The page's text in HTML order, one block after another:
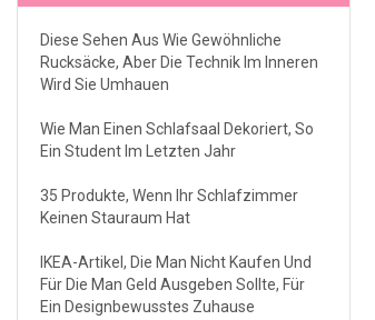
Diese Sehen Aus Wie Gewöhnliche
Rucksäcke, Aber Die Technik Im Inneren
Wird Sie Umhauen
Wie Man Einen Schlafsaal Dekoriert, So
Ein Student Im Letzten Jahr
35 Produkte, Wenn Ihr Schlafzimmer
Keinen Stauraum Hat
IKEA-Artikel, Die Man Nicht Kaufen Und
Für Die Man Geld Ausgeben Sollte, Für
Ein Designbewusstes Zuhause